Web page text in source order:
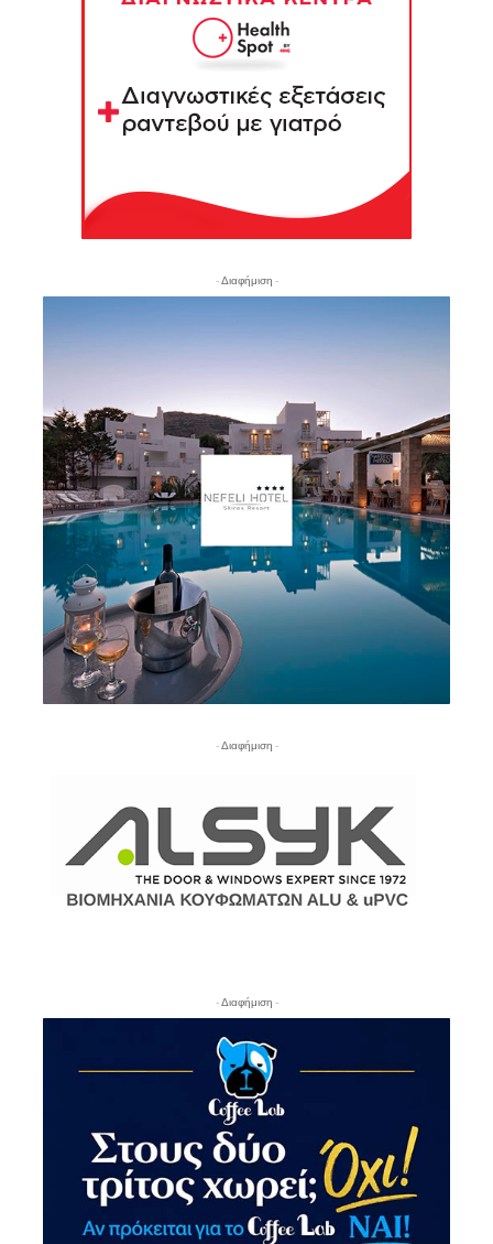
- Διαφήμιση -
- Διαφήμιση -
- Διαφήμιση -